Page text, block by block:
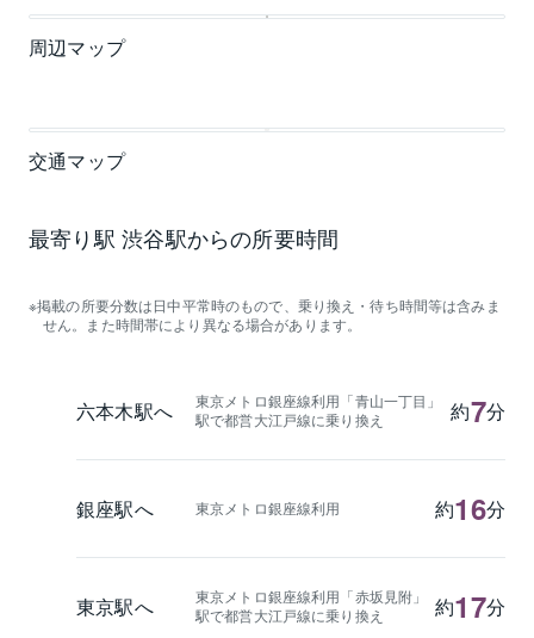
周辺マップ
交通マップ
最寄り駅 渋谷駅からの所要時間
掲載の所要分数は日中平常時のもので、乗り換え・待ち時間等は含みま
せん。また時間帯により異なる場合があります。
六本木駅へ
東京メトロ銀座線利用「青山一丁目」
駅で都営大江戸線に乗り換え
約7分
銀座駅へ 東京メトロ銀座線利用 約16分
東京駅へ
東京メトロ銀座線利用「赤坂見附」
駅で都営大江戸線に乗り換え
約17分